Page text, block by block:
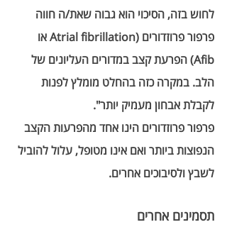
לחוש בזה, הסיכוי הוא גבוה שאת/ה חווה
פרפור פרוזדורים (Atrial fibrillation או
Afib) הפרעת קצב במדורים העליונים של
הלב. במקרה כזה בהחלט מומלץ לפנות
לקבלת אבחון מעמיק יותר".
פרפור פרוזדורים הינו אחד מהפרעות הקצב
הנפוצות ביותר ואם אינו מטופל, עלול להוביל
לשבץ ולסיבוכים אחרים.
תסמינים אחרים